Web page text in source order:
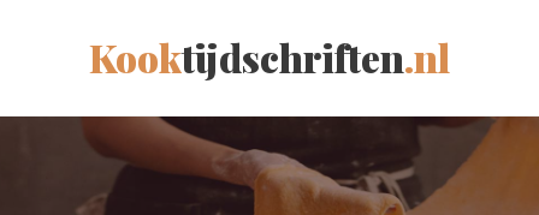
Kooktijdschriften.nl